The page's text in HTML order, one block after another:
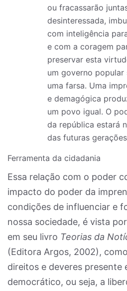
ou fracassarão
desinteressada,
com inteligência
e com a coragem
preservar esta
um governo popular
uma farsa. Uma
e demagógica
um povo igual. O
da república estará
das futuras
Ferramenta da cidadania
Essa relação com o poder
impacto do poder da
condições de influenciar e
nossa sociedade, é vista
em seu livro Teorias da
(Editora Argos, 2002),
direitos e deveres presente
democrático, ou seja, a